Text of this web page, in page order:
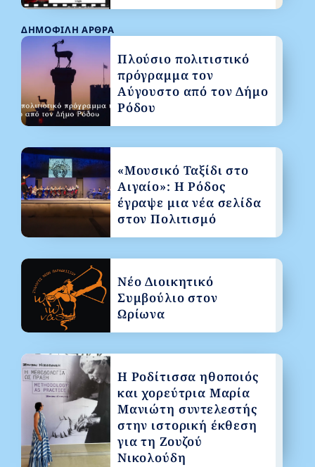
ΔΗΜΟΦΙΛΉ ΆΡΘΡΑ
Πλούσιο πολιτιστικό
πρόγραμμα τον
Αύγουστο από τον Δήμο
Ρόδου
«Μουσικό Ταξίδι στο
Αιγαίο»: Η Ρόδος
έγραψε μια νέα σελίδα
στον Πολιτισμό
Νέο Διοικητικό
Συμβούλιο στον
Ωρίωνα
Η Ροδίτισσα ηθοποιός
και χορεύτρια Μαρία
Μανιώτη συντελεστής
στην ιστορική έκθεση
για τη Ζουζού
Νικολούδη